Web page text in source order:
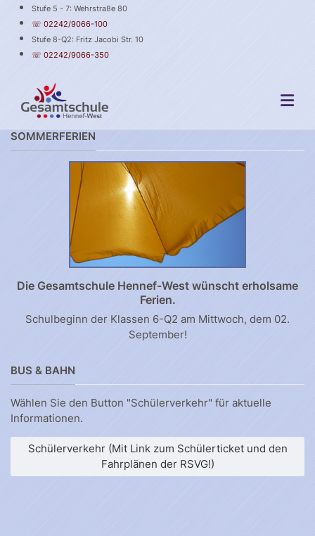
Stufe 5 - 7: Wehrstraße 80
☏ 02242/9066-100
Stufe 8-Q2: Fritz Jacobi Str. 10
☏ 02242/9066-350
SOMMERFERIEN
Die Gesamtschule Hennef-West wünscht erholsame
Ferien.
Schulbeginn der Klassen 6-Q2 am Mittwoch, dem 02.
September!
BUS & BAHN
Wählen Sie den Button "Schülerverkehr" für aktuelle
Informationen.
Schülerverkehr (Mit Link zum Schülerticket und den
Fahrplänen der RSVG!)